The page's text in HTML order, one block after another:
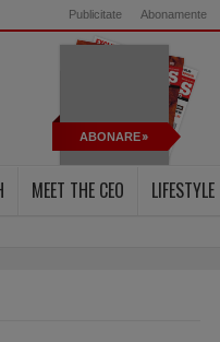
Publicitate Abonamente
ABONARE
MEET THE CEO LIFESTYLE